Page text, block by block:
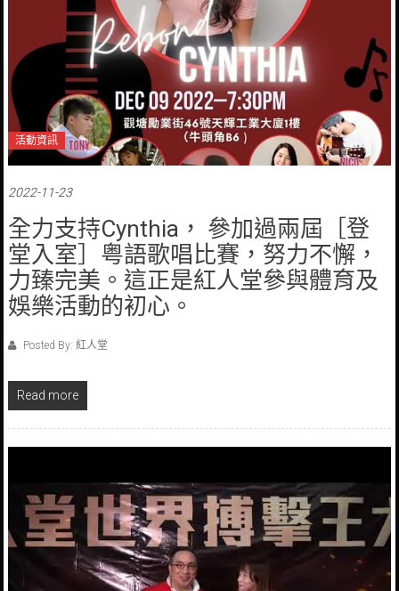
活動資訊
2022-11-23
全力支持Cynthia， 參加過兩屆［登
堂入室］粤語歌唱比賽，努力不懈，
力臻完美。這正是紅人堂參與體育及
娛樂活動的初心。
Posted By: 紅人堂
Read more